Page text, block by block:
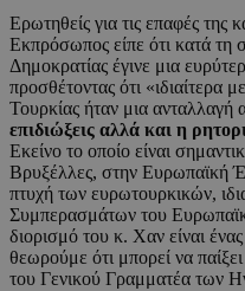
Ερωτηθείς για τις επαφές της
Εκπρόσωπος είπε ότι κατά τη
Δημοκρατίας έγινε μια
προσθέτοντας ότι «ιδιαίτερα
Τουρκίας ήταν μια ανταλλαγή
επιδιώξεις αλλά και η
Εκείνο το οποίο είναι
Βρυξέλλες, στην Ευρωπαϊκή
πτυχή των ευρωτουρκικών,
Συμπερασμάτων του
διορισμό του κ. Χαν είναι
θεωρούμε ότι μπορεί να
του Γενικού Γραμματέα των